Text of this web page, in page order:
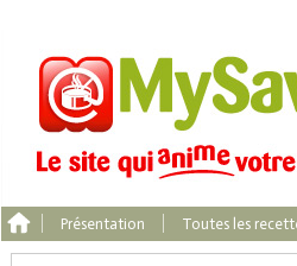
Présentation Toutes les